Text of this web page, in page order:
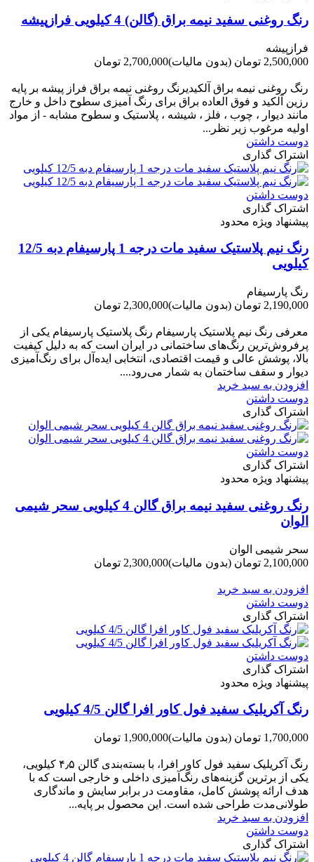
رنگ روغنی سفید نیمه براق (گالن) 4 کیلویی فرازپیشه
فرازپیشه
2,500,000 تومان
(بدون مالیات)2,700,000 تومان
رنگ روغنی نیمه براق آلکیدیرنگ روغنی نیمه براق فراز پیشه بر پایه
رزین آلکید و فوق العاده براق برای رنگ آمیزی سطوح داخل و خارج
مانند دیوار ، چوب ، فلز ، شیشه ، پلاستیک و سطوح مشابه - از مواد
اولیه مرغوب زیر نظر...
دوست داشتن
اشتراک گذاری
دوست داشتن
اشتراک گذاری
پیشنهاد ویژه محدود
رنگ نیم پلاستیک سفید مات درجه 1 پارسیفام دبه 12/5
کیلویی
رنگ پارسیفام
2,190,000 تومان
(بدون مالیات)2,300,000 تومان
معرفی رنگ نیم پلاستیک پارسیفام رنگ پلاستیک پارسیفام یکی از
پرفروش‌ترین رنگ‌های ساختمانی در ایران است که به دلیل کیفیت
بالا، پوشش عالی و قیمت اقتصادی، انتخابی ایده‌آل برای رنگ‌آمیزی
دیوار و سقف ساختمان به شمار می‌رود....
افزودن به سبد خرید
دوست داشتن
اشتراک گذاری
دوست داشتن
اشتراک گذاری
پیشنهاد ویژه محدود
رنگ روغنی سفید نیمه براق گالن 4 کیلویی سحر شیمی
الوان
سحر شیمی الوان
2,100,000 تومان
(بدون مالیات)2,300,000 تومان
افزودن به سبد خرید
دوست داشتن
اشتراک گذاری
دوست داشتن
اشتراک گذاری
پیشنهاد ویژه محدود
رنگ آکریلیک سفید فول کاور افرا گالن 4/5 کیلویی
1,700,000 تومان (بدون مالیات)1,900,000 تومان
رنگ آکریلیک سفید فول کاور افرا، با بسته‌بندی گالن ۴٫۵ کیلویی،
یکی از برترین گزینه‌های رنگ‌آمیزی داخلی و خارجی است که با
هدف ارائه پوشش کامل، مقاومت در برابر سایش و ماندگاری
طولانی‌مدت طراحی شده است. این محصول بر پایه...
افزودن به سبد خرید
دوست داشتن
اشتراک گذاری